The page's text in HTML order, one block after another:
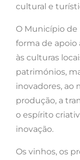
cultural e
O Município
forma de
às culturas
patrimónios,
inovadores, ao
produção, a
o espírito
inovação.
Os vinhos, os